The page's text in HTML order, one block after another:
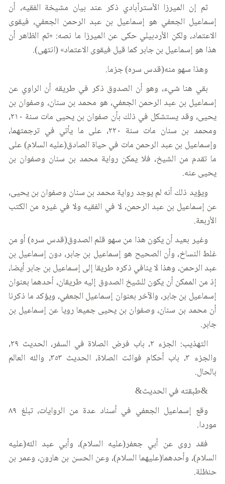
ثم إن الميرزا الأسترآبادي ذكر عند بيان مشيخة الفقيه، أن
إسماعيل الجعفي هو إسماعيل بن عبد الرحمن الجعفي، فيقوى
الاعتماد، ولكن الأردبيلي حكى عن الميرزا ما نصه: «ثم الظاهر أن
هذا هو إسماعيل بن جابر كما قيل فيقوى الاعتماد» (انتهى).
وهذا سهو منه(قدس سره) جزما.
بقي هنا شيء، وهو أن الصدوق ذكر في طريقه أن الراوي عن
إسماعيل بن عبد الرحمن الجعفي، هو محمد بن سنان، وصفوان بن
يحيى، وقد يستشكل في ذلك بأن صفوان بن يحيى مات سنة ٢١٠،
ومحمد بن سنان مات سنة ٢٢٠، على ما يأتي في ترجمتهما،
وإسماعيل بن عبد الرحمن مات في حياة الصادق(عليه السلام) على
ما تقدم من الشيخ، فلا يمكن رواية محمد بن سنان وصفوان بن
يحيى عنه.
ويؤيد ذلك أنه لم يوجد رواية محمد بن سنان وصفوان بن يحيى،
عن إسماعيل بن عبد الرحمن، لا في الفقيه ولا في غيره من الكتب
الأربعة.
وغير بعيد أن يكون هذا من سهو قلم الصدوق(قدس سره) أو من
غلط النساخ، وأن الصحيح هو إسماعيل بن جابر، دون إسماعيل بن
عبد الرحمن، وهذا لا ينافي ذكره طريقا إلى إسماعيل بن جابر أيضا،
إذ من الممكن أن يكون للشيخ الصدوق إليه طريقان، أحدهما بعنوان
إسماعيل بن جابر، والآخر بعنوان إسماعيل الجعفي، ويؤكد ما ذكرنا
أن محمد بن سنان، وصفوان بن يحيى جميعا رويا عن إسماعيل بن
جابر.
التهذيب: الجزء ٢، باب فرض الصلاة في السفر، الحديث ٢٩،
والجزء ٣، باب أحكام فوائت الصلاة، الحديث ٣٥٣، والله العالم
بالحال.
&طبقته في الحديث&
وقع إسماعيل الجعفي في أسناد عدة من الروايات، تبلغ ٨٩
موردا.
فقد روى عن أبي جعفر(عليه السلام)، وأبي عبد الله(عليه
السلام)، وأحدهما(عليهما السلام)، وعن الحسن بن هارون، وعمر بن
حنظلة.